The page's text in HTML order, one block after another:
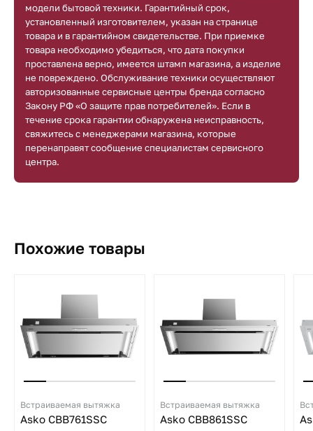
модели бытовой техники. Гарантийный срок,
установленный изготовителем, указан на странице
товара и в гарантийном свидетельстве. При приемке
товара необходимо убедиться, что дата покупки
проставлена верно, имеется штамп магазина, а изделие
не повреждено. Обслуживание техники осуществляют
авторизованные сервисные центры бренда согласно
Закону РФ «О защите прав потребителей». Если в
течение срока гарантии обнаружена неисправность,
свяжитесь с менеджерами магазина, которые
перенаправят сообщение специалистам сервисного
центра.
Похожие товары
Встраиваемая вытяжка
Asko CBB761SSC
Встраиваемая вытяжка
Asko CBB861SSC